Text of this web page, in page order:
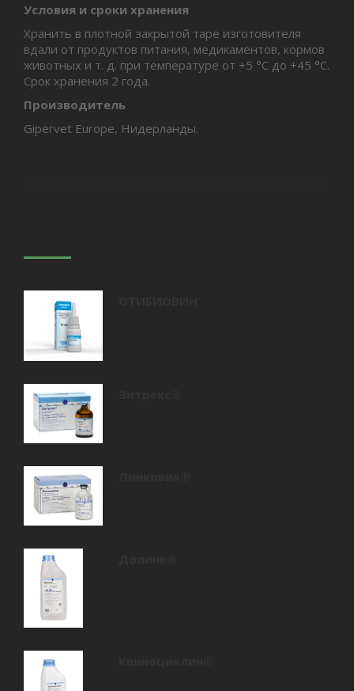
Условия и сроки хранения
Хранить в плотной закрытой таре изготовителя
вдали от продуктов питания, медикаментов, кормов
животных и т. д. при температуре от +5 °С до +45 °C.
Срок хранения 2 года.
Производитель
Gipervet Europe, Нидерланды.